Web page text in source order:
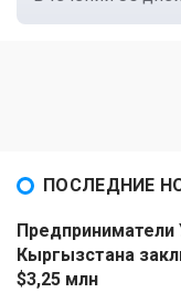
ПОСЛЕДНИЕ
Предприниматели
Кыргызстана
$3,25 млн